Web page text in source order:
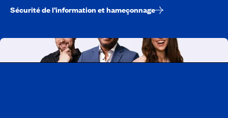
Sécurité de l’information et hameçonnage